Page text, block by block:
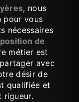
, nous
pour vous
nécessaires
de
métier est
avec
désir de
qualifiée et
rigueur.